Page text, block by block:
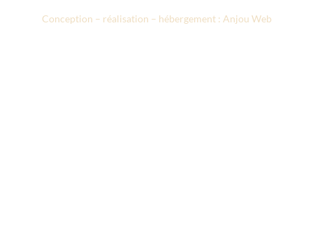
Conception – réalisation – hébergement : Anjou Web